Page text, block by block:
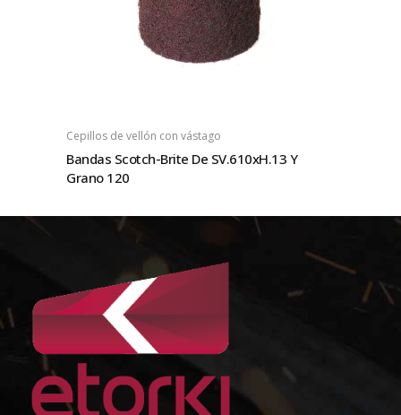
Cepillos de vellón con vástago
Bandas Scotch-Brite De SV.610xH.13 Y
Grano 120